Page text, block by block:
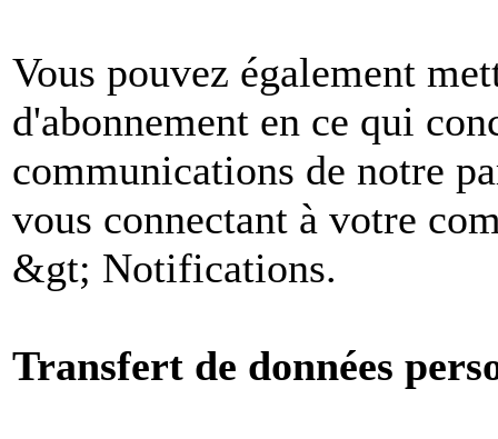
Vous pouvez également
d'abonnement en ce qui
communications de notre
vous connectant à votre
&gt; Notifications.
Transfert de données